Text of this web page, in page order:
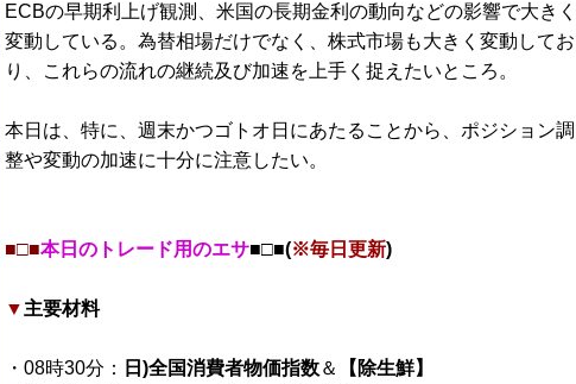
ECBの早期利上げ観測、米国の長期金利の動向などの影響で大きく
変動している。為替相場だけでなく、株式市場も大きく変動してお
り、これらの流れの継続及び加速を上手く捉えたいところ。
本日は、特に、週末かつゴトオ日にあたることから、ポジション調
整や変動の加速に十分に注意したい。
■□■本日のトレード用のエサ■□■(※毎日更新)
▼ 主要材料
・08時30分： 日)全国消費者物価指数＆
【除生鮮】